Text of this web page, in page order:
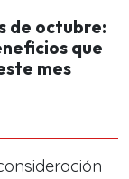
de octubre:
que
mes